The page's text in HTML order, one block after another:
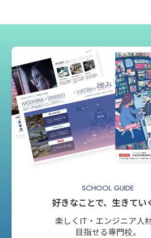
SCHOOL GUIDE
好きなことで、生きてい
楽しくIT・エンジニア人
目指せる専門校。